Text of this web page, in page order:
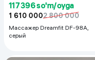
117 396 so'm/oyga
1 610 0002 800 000
Массажер Dreamfit DF-98A,
серый